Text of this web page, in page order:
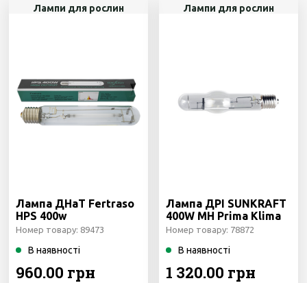
Лампи для рослин
Лампа ДНаТ Fertraso
HPS 400w
Номер товару: 89473
В наявності
960.00 грн
Лампи для рослин
Лампа ДРІ SUNKRAFT
400W MH Prima Klima
Чехия
Номер товару: 78872
В наявності
1 320.00 грн